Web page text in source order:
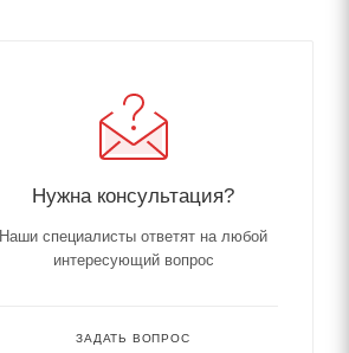
Нужна консультация?
Наши специалисты ответят на любой
интересующий вопрос
ЗАДАТЬ ВОПРОС